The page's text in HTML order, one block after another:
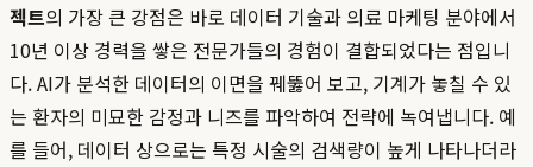
젝트의 가장 큰 강점은 바로 데이터 기술과 의료 마케팅 분야에서
10년 이상 경력을 쌓은 전문가들의 경험이 결합되었다는 점입니
다. AI가 분석한 데이터의 이면을 꿰뚫어 보고, 기계가 놓칠 수 있
는 환자의 미묘한 감정과 니즈를 파악하여 전략에 녹여냅니다. 예
를 들어, 데이터 상으로는 특정 시술의 검색량이 높게 나타나더라